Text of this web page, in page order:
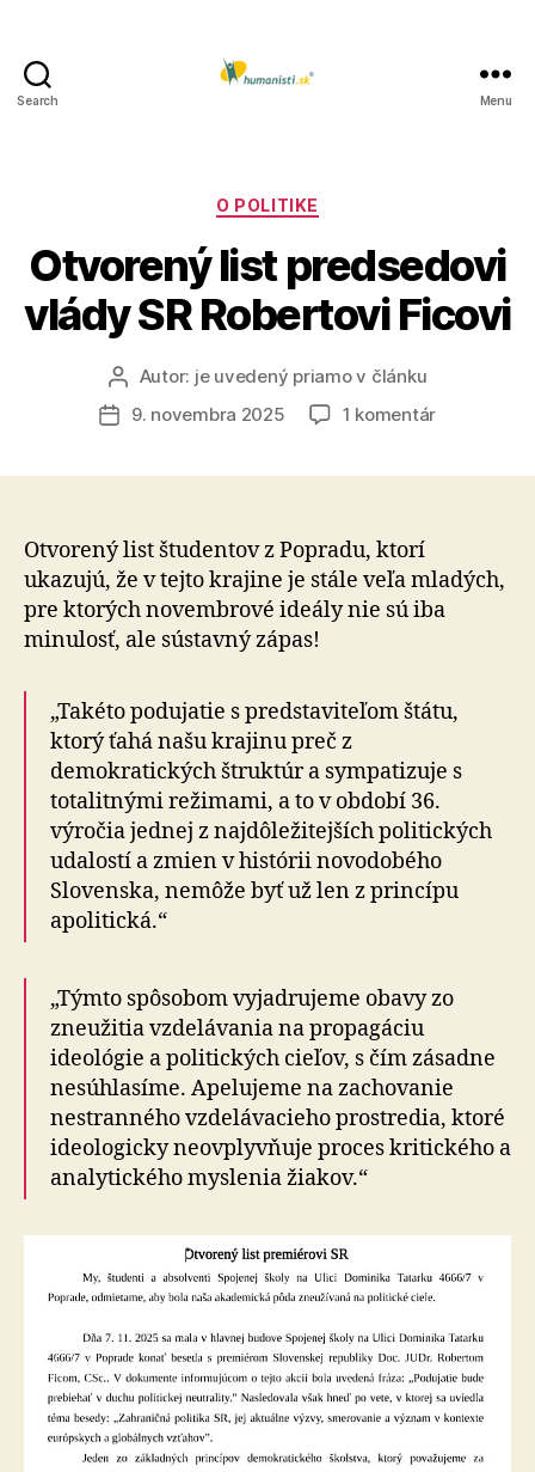
Search Menu
Kategórie
O POLITIKE
Otvorený list predsedovi
vlády SR Robertovi Ficovi
Autor
článku
Autor: je uvedený priamo v článku
Dátum
9. novembra 2025 1 komentárna
Robertovi
Ficovi
Otvorený list študentov z Popradu, ktorí
ukazujú, že v tejto krajine je stále veľa mladých,
pre ktorých no­vem­bro­vé ideály nie sú iba
minulosť, ale sústavný zápas!
„Takéto podujatie s predstaviteľom štátu,
ktorý ťahá našu krajinu preč z
demokratických štruktúr a sym­pa­ti­zu­je s
totalitnými režimami, a to v období 36.
výročia jednej z najdôležitejších politických
udalostí a zmien v histórii novodobého
Slovenska, nemôže byť už len z princípu
apolitická.“
„Týmto spôsobom vyjadrujeme obavy zo
zneužitia vzdelávania na propagáciu
ideológie a politických cieľov, s čím zásadne
nesúhlasíme. Apelujeme na zachovanie
nestranného vzdelávacieho prostredia, ktoré
ideologicky neovplyvňuje proces kritického a
analytického myslenia žiakov.“